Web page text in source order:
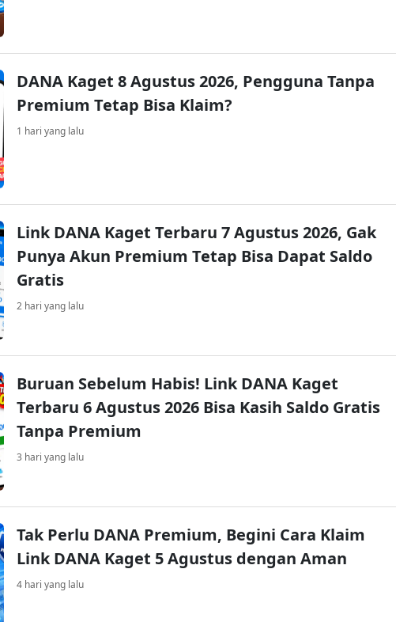
DANA Kaget 8 Agustus 2026, Pengguna Tanpa
Premium Tetap Bisa Klaim?
1 hari yang lalu
Link DANA Kaget Terbaru 7 Agustus 2026, Gak
Punya Akun Premium Tetap Bisa Dapat Saldo
Gratis
2 hari yang lalu
Buruan Sebelum Habis! Link DANA Kaget
Terbaru 6 Agustus 2026 Bisa Kasih Saldo Gratis
Tanpa Premium
3 hari yang lalu
Tak Perlu DANA Premium, Begini Cara Klaim
Link DANA Kaget 5 Agustus dengan Aman
4 hari yang lalu